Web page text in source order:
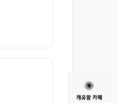
캐유맘 카페